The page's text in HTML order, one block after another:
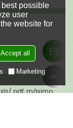
.pdf, máximo
possible
user
website for
Accept all
Marketing